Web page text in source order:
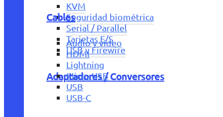
KVM
Seguridad biométrica
Serial / Parallel
Tarjetas E/S
USB y Firewire
Adaptadores / Conversores
Cables
Audio y vídeo
HDMI
Lightning
Micro USB
USB
USB-C